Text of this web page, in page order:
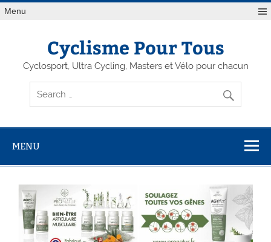
Menu
Cyclisme Pour Tous
Cyclosport, Ultra Cycling, Masters et Vélo pour chacun
MENU